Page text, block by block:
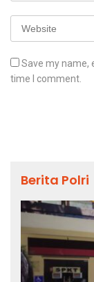
Save my name,
time I comment.
Berita Polri